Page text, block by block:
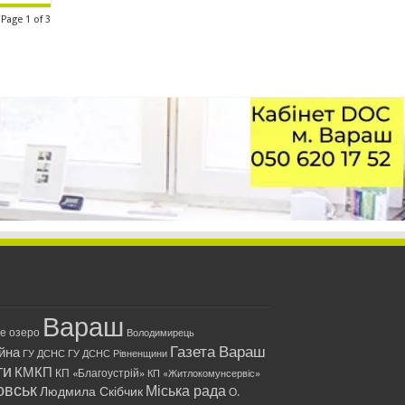
Page 1 of 3
озеро Вараш Володимирець
ГУ ДСНС ГУ ДСНС Рівненщини Газета Вараш
КМКП КП «Благоустрій» КП «Житлокомунсервіс»
Людмила Скібчик Міська рада О.